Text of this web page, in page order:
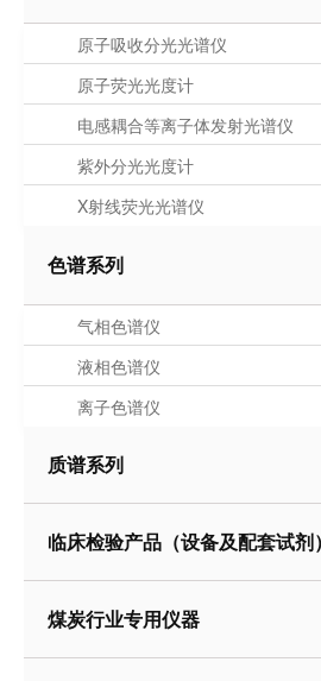
原子吸收分光光谱仪
原子荧光光度计
电感耦合等离子体发射光谱仪
紫外分光光度计
X射线荧光光谱仪
色谱系列
气相色谱仪
液相色谱仪
离子色谱仪
质谱系列
临床检验产品（设备及配套试剂）
煤炭行业专用仪器